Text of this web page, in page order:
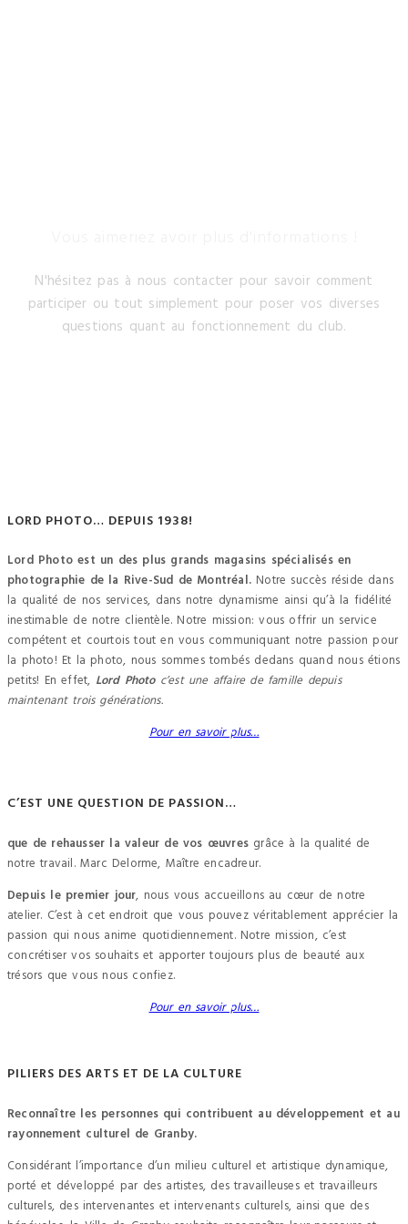
N'hésitez pas à nous contacter pour savoir comment
participer ou tout simplement pour poser vos diverses
questions quant au fonctionnement du club.
LORD PHOTO… DEPUIS 1938!
Lord Photo est un des plus grands magasins spécialisés en
photographie de la Rive-Sud de Montréal. Notre succès réside dans
la qualité de nos services, dans notre dynamisme ainsi qu’à la fidélité
inestimable de notre clientèle. Notre mission: vous offrir un service
compétent et courtois tout en vous communiquant notre passion pour
la photo! Et la photo, nous sommes tombés dedans quand nous étions
petits! En effet, Lord Photoc’est une affaire de famille depuis
maintenant trois générations.
Pour en savoir plus…
C’EST UNE QUESTION DE PASSION…
que de rehausser la valeur de vos œuvres grâce à la qualité de
notre travail. Marc Delorme, Maître encadreur.
Depuis le premier jour, nous vous accueillons au cœur de notre
atelier. C’est à cet endroit que vous pouvez véritablement apprécier la
passion qui nous anime quotidiennement. Notre mission, c’est
concrétiser vos souhaits et apporter toujours plus de beauté aux
trésors que vous nous confiez.
Pour en savoir plus…
PILIERS DES ARTS ET DE LA CULTURE
Reconnaître les personnes qui contribuent au développement et au
rayonnement culturel de Granby.
Considérant l’importance d’un milieu culturel et artistique dynamique,
porté et développé par des artistes, des travailleuses et travailleurs
culturels, des intervenantes et intervenants culturels, ainsi que des